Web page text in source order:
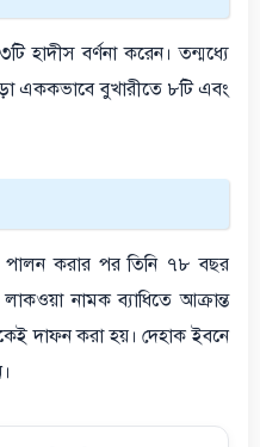
হাদীস বর্ণনা করেন। তন্মধ্যে
পালন করার পর তিনি ৭৮ বছর
নামক ব্যাধিতে আক্রান্ত
দাফন করা হয়। দেহাক ইবনে